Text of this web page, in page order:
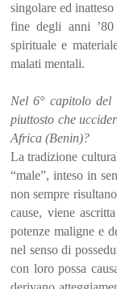
singolare ed
fine degli anni
spirituale e
malati mentali.
Nel 6° capitolo
piuttosto che
Africa (Benin)?
La tradizione
“male”, inteso in
non sempre
cause, viene
potenze maligne e
nel senso di
con loro possa